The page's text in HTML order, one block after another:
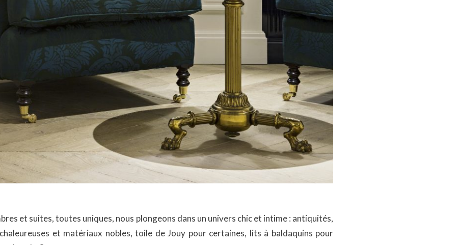
et suites, toutes uniques, nous plongeons dans un univers chic et intime : antiquités,
et matériaux nobles, toile de Jouy pour certaines, lits à baldaquins pour